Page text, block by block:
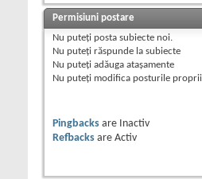
Permisiuni postare
Nu puteţi posta subiecte noi.
Nu puteţi răspunde la subiecte
Nu puteţi adăuga ataşamente
Nu puteţi modifica posturile proprii
Pingbacks are
Inactiv
Refbacks are Activ